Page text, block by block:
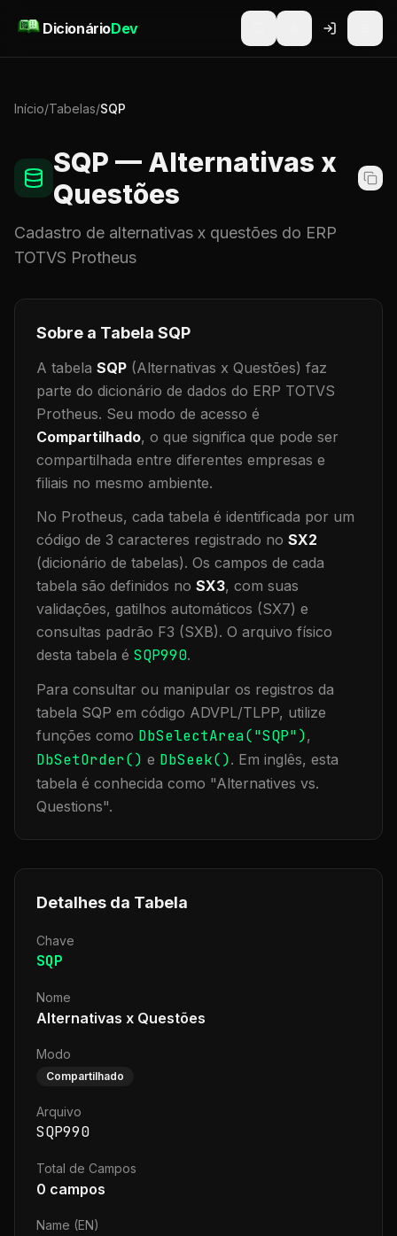
DicionárioDev
Início/Tabelas/SQP
SQP — Alternativas x
Questões
Cadastro de alternativas x questões do ERP
TOTVS Protheus
Sobre a Tabela SQP
A tabela SQP (Alternativas x Questões) faz
parte do dicionário de dados do ERP TOTVS
Protheus. Seu modo de acesso é
Compartilhado, o que significa que pode ser
compartilhada entre diferentes empresas e
filiais no mesmo ambiente.
No Protheus, cada tabela é identificada por um
código de 3 caracteres registrado no SX2
(dicionário de tabelas). Os campos de cada
tabela são definidos no SX3, com suas
validações, gatilhos automáticos (SX7) e
consultas padrão F3 (SXB). O arquivo físico
desta tabela é SQP990.
Para consultar ou manipular os registros da
tabela SQP em código ADVPL/TLPP, utilize
funções como DbSelectArea("SQP"),
DbSetOrder() e DbSeek(). Em inglês, esta
tabela é conhecida como "Alternatives vs.
Questions".
Detalhes da Tabela
Chave
SQP
Nome
Alternativas x Questões
Modo
Compartilhado
Arquivo
SQP990
Total de Campos
0 campos
Name (EN)